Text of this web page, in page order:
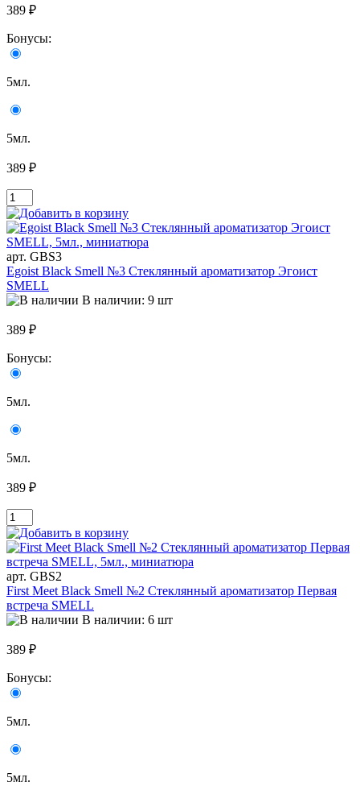
389 ₽
Бонусы:
5мл.
5мл.
389 ₽
арт. GBS3
Egoist Black Smell №3 Стеклянный ароматизатор Эгоист
SMELL
В наличии: 9 шт
389 ₽
Бонусы:
5мл.
5мл.
389 ₽
арт. GBS2
First Meet Black Smell №2 Стеклянный ароматизатор Первая
встреча SMELL
В наличии: 6 шт
389 ₽
Бонусы:
5мл.
5мл.